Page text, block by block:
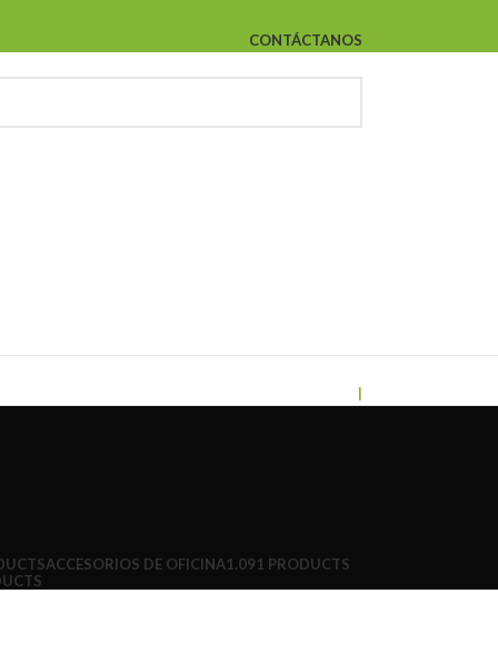
CONTÁCTANOS
|
ACCESORIOS DE OFICINA1.091 PRODUCTS